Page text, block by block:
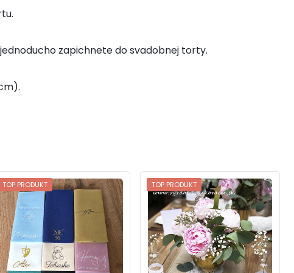
zapichnete do svadobnej torty.
TOP PRODUKT TOP PRODUKT